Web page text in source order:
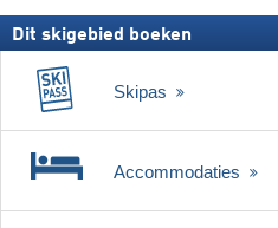
Dit skigebied boeken
Skipas
Accommodaties